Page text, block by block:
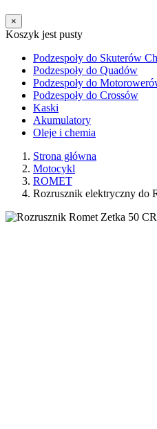
×
Koszyk jest pusty
Podzespoły do Skuterów
Podzespoły do Quadów
Podzespoły do
Podzespoły do Crossów
Kaski
Akumulatory
Oleje i chemia
Strona główna
Motocykl
ROMET
Rozrusznik elektryczny do